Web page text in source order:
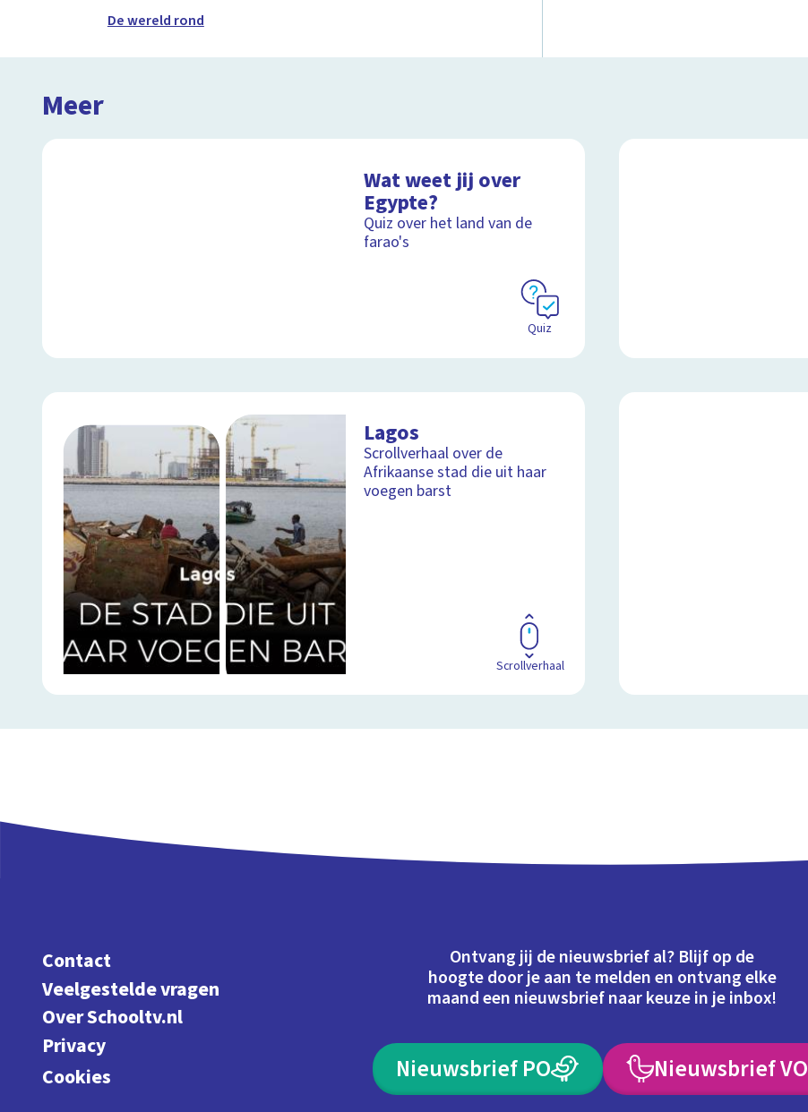
De wereld rond
Meer
Wat weet jij over
Egypte?
Quiz over het land van de
farao's
Quiz
Lagos
Scrollverhaal over de
Afrikaanse stad die uit haar
voegen barst
Scrollverhaal
Contact
Veelgestelde vragen
Over Schooltv.nl
Privacy
Cookies
Ontvang jij de nieuwsbrief al? Blijf op de
hoogte door je aan te melden en ontvang elke
maand een nieuwsbrief naar keuze in je inbox!
Nieuwsbrief PO Nieuwsbrief VO